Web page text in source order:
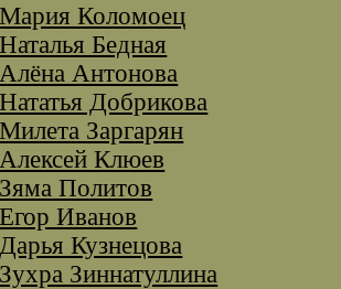
Мария Коломоец
Наталья Бедная
Алёна Антонова
Нататья Добрикова
Милета Заргарян
Алексей Клюев
Зяма Политов
Егор Иванов
Дарья Кузнецова
Зухра Зиннатуллина